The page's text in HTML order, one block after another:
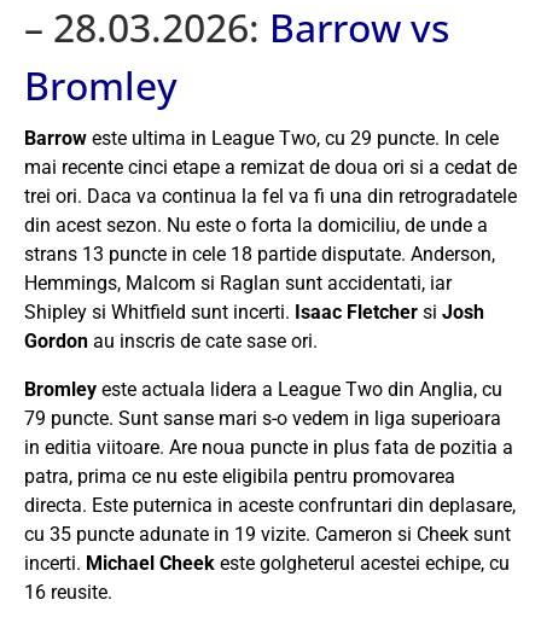
– 28.03.2026: Barrow vs
Bromley
Barrow este ultima in League Two, cu 29 puncte. In cele
mai recente cinci etape a remizat de doua ori si a cedat de
trei ori. Daca va continua la fel va fi una din retrogradatele
din acest sezon. Nu este o forta la domiciliu, de unde a
strans 13 puncte in cele 18 partide disputate. Anderson,
Hemmings, Malcom si Raglan sunt accidentati, iar
Shipley si Whitfield sunt incerti. Isaac Fletcher si Josh
Gordon au inscris de cate sase ori.
Bromley este actuala lidera a League Two din Anglia, cu
79 puncte. Sunt sanse mari s-o vedem in liga superioara
in editia viitoare. Are noua puncte in plus fata de pozitia a
patra, prima ce nu este eligibila pentru promovarea
directa. Este puternica in aceste confruntari din deplasare,
cu 35 puncte adunate in 19 vizite. Cameron si Cheek sunt
incerti. Michael Cheek este golgheterul acestei echipe, cu
16 reusite.